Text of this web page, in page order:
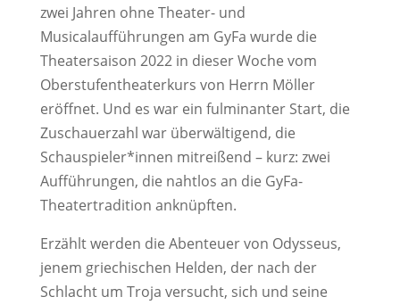
zwei Jahren ohne Theater- und
Musicalaufführungen am GyFa wurde die
Theatersaison 2022 in dieser Woche vom
Oberstufentheaterkurs von Herrn Möller
eröffnet. Und es war ein fulminanter Start, die
Zuschauerzahl war überwältigend, die
Schauspieler*innen mitreißend – kurz: zwei
Aufführungen, die nahtlos an die GyFa-
Theatertradition anknüpften.
Erzählt werden die Abenteuer von Odysseus,
jenem griechischen Helden, der nach der
Schlacht um Troja versucht, sich und seine